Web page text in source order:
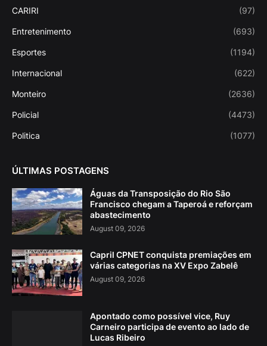
CARIRI (97)
Entretenimento (693)
Esportes (1194)
Internacional (622)
Monteiro (2636)
Policial (4473)
Politica (1077)
ÚLTIMAS POSTAGENS
Águas da Transposição do Rio São
Francisco chegam a Taperoá e reforçam
abastecimento
August 09, 2026
Capril CPNET conquista premiações em
várias categorias na XV Expo Zabelê
August 09, 2026
Apontado como possível vice, Ruy
Carneiro participa de evento ao lado de
Lucas Ribeiro